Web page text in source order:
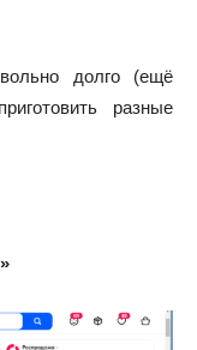
долго (ещё
разные